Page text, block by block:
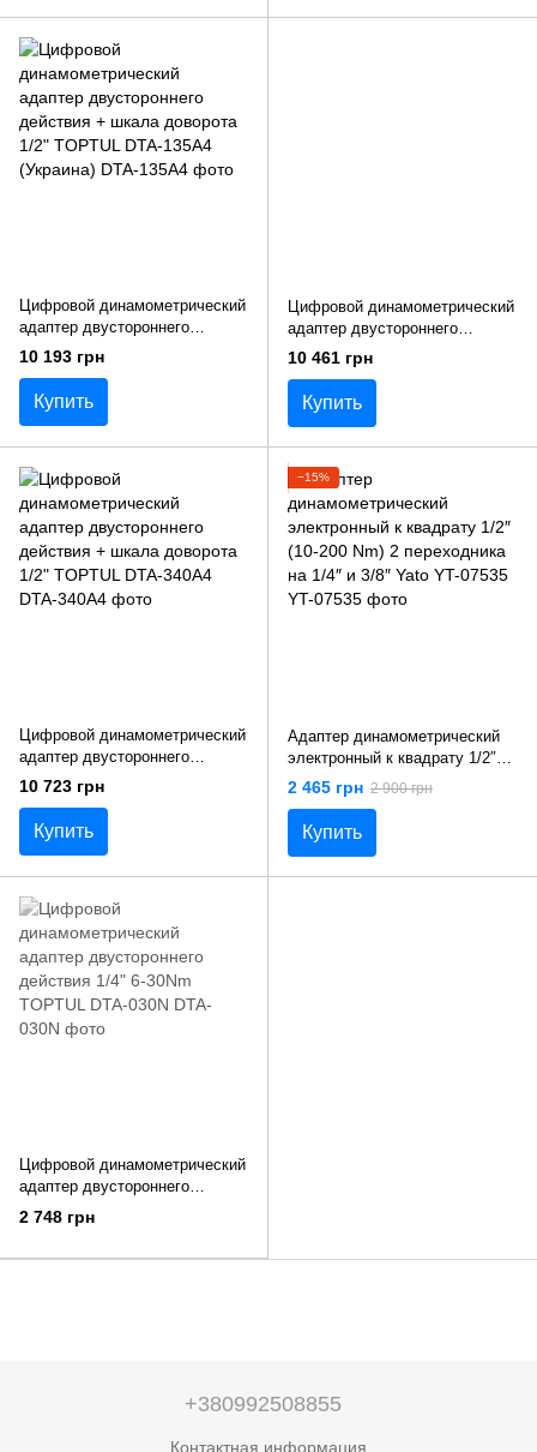
Цифровой динамометрический
адаптер двустороннего
действия + шкала доворота
1/2" TOPTUL DTA-135A4
(Украина)
10 193 грн
Купить
Цифровой динамометрический
адаптер двустороннего
действия + шкала доворота
1/2" TOPTUL DTA-200A4
10 461 грн
Купить
Цифровой динамометрический
адаптер двустороннего
действия + шкала доворота
1/2" TOPTUL DTA-340A4
10 723 грн
Купить
−15%
Адаптер динамометрический
электронный к квадрату 1/2″
(10-200 Nm) 2 переходника на
1/4″ и 3/8″ Yato YT-07535
2 465 грн 2 900 грн
Купить
Цифровой динамометрический
адаптер двустороннего
действия 1/4" 6-30Nm TOPTUL
DTA-030N
2 748 грн
+380992508855
Контактная информация